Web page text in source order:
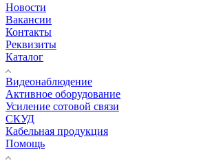
Новости
Вакансии
Контакты
Реквизиты
Каталог
Видеонаблюдение
Активное оборудование
Усиление сотовой связи
СКУД
Кабельная продукция
Помощь